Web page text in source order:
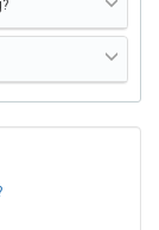
tốt nhất vòng